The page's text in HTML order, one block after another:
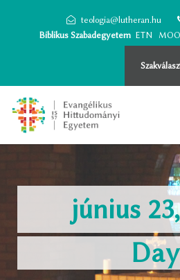
teologia@lutheran.hu
Biblikus Szabadegyetem ETN
június
Day